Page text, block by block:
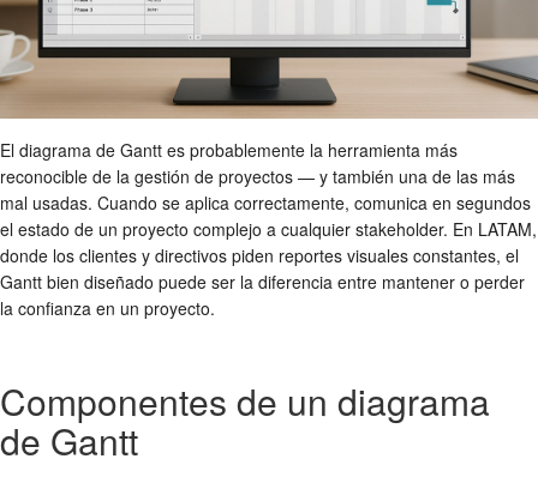
El diagrama de Gantt es probablemente la herramienta más
reconocible de la gestión de proyectos — y también una de las más
mal usadas. Cuando se aplica correctamente, comunica en segundos
el estado de un proyecto complejo a cualquier stakeholder. En LATAM,
donde los clientes y directivos piden reportes visuales constantes, el
Gantt bien diseñado puede ser la diferencia entre mantener o perder
la confianza en un proyecto.
Componentes de un diagrama
de Gantt